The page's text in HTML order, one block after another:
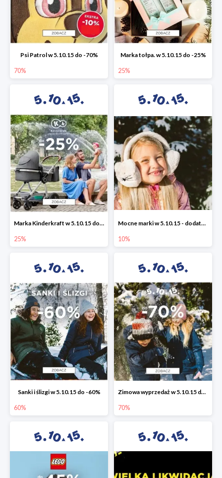
Psi Patrol w 5.10.15 do -70%
70%
Marka tołpa. w 5.10.15 do -25%
25%
Marka Kinderkraft w 5.10.15 do -25%
25%
Mocne marki w 5.10.15 - dodatkowe -10% rabatu
10%
Sanki i ślizgi w 5.10.15 do -60%
60%
Zimowa wyprzedaż w 5.10.15 do -70%
70%